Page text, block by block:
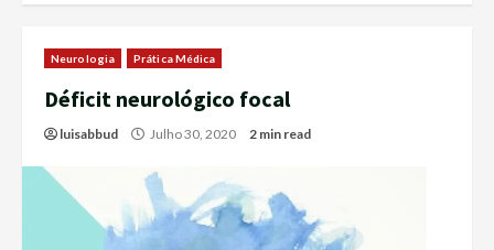
Neurologia Prática Médica
Déficit neurológico focal
luisabbud Julho 30, 2020 2 min read